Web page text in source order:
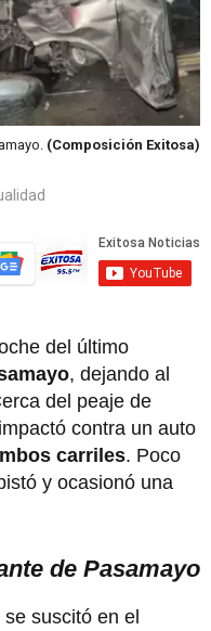
(Composición Exitosa)
del último
, dejando al
del peaje de
contra un auto
carriles. Poco
y ocasionó una
de Pasamayo
suscitó en el